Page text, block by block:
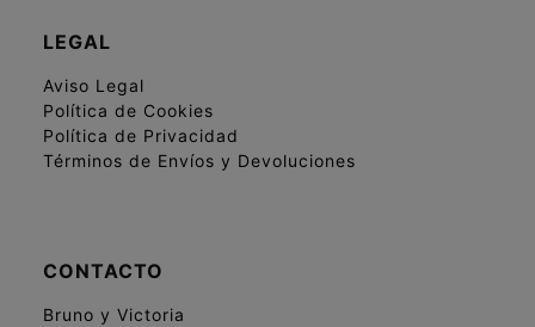
LEGAL
Aviso Legal
Política de Cookies
Política de Privacidad
Términos de Envíos y Devoluciones
CONTACTO
Bruno y Victoria